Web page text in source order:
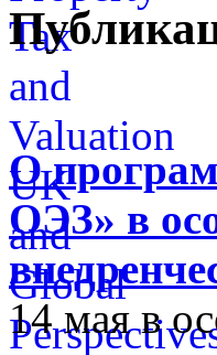
О
ОЭЗ» в
14 мая в